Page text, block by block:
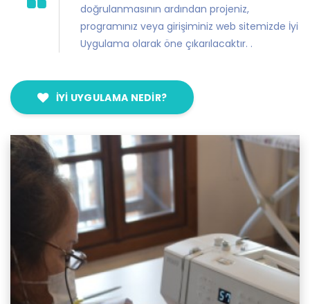
doğrulanmasının ardından projeniz,
programınız veya girişiminiz web sitemizde İyi
Uygulama olarak öne çıkarılacaktır. .
İYI UYGULAMA NEDIR?